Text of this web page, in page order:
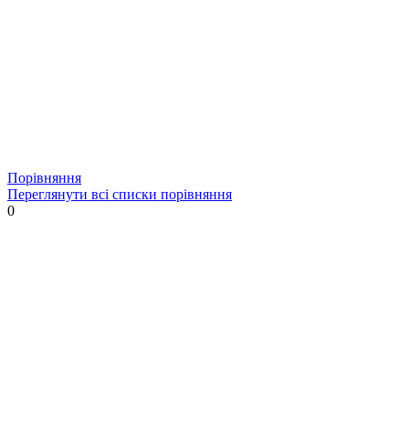
Порівняння
Переглянути всі списки порівняння
0